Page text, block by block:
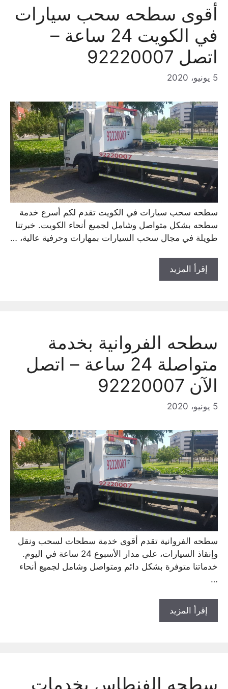
أقوى سطحه سحب سيارات
في الكويت 24 ساعة –
اتصل 92220007
سطحه سحب سيارات في الكويت تقدم لكم أسرع خدمة
سطحه بشكل متواصل وشامل لجميع أنحاء الكويت. خبرتنا
طويلة في مجال سحب السيارات بمهارات وحرفية عالية، …
إقرأ المزيد
سطحه الفروانية بخدمة
متواصلة 24 ساعة – اتصل
الآن 92220007
سطحه الفروانية تقدم أقوى خدمة سطحات لسحب ونقل
وإنقاذ السيارات، على مدار الأسبوع 24 ساعة في اليوم.
خدماتنا متوفرة بشكل دائم ومتواصل وشامل لجميع أنحاء
إقرأ المزيد
سطحه الفنطاس بخدمات